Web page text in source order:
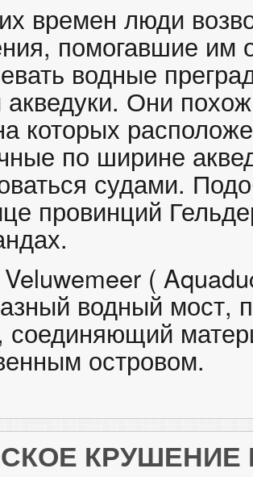
времен люди
помогавшие им
водные
акведуки. Они
которых
по ширине
судами.
провинций
(
водный мост,
соединяющий
островом.
КРУШЕНИЕ